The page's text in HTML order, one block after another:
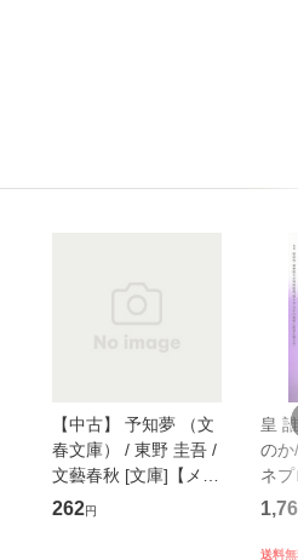
【中古】 予知夢 （文
春文庫） / 東野 圭吾 /
文藝春秋 [文庫]【メー
ル便送料無料】
262円
皇
のか
ネプ
田均
送料